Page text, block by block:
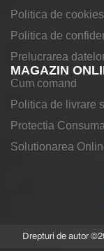
Politica de cookies
Politica de
Prelucrarea
MAGAZIN
Cum comand
Politica de livrare
Protectia
Solutionarea
Drepturi de autor